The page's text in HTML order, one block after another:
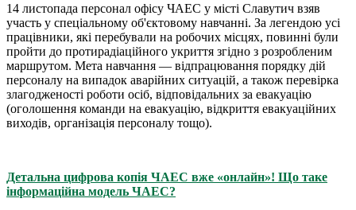
14 листопада персонал офісу ЧАЕС у місті Славутич взяв
участь у спеціальному об'єктовому навчанні. За легендою усі
працівники, які перебували на робочих місцях, повинні були
пройти до протирадіаційного укриття згідно з розробленим
маршрутом. Мета навчання — відпрацювання порядку дій
персоналу на випадок аварійних ситуацій, а також перевірка
злагодженості роботи осіб, відповідальних за евакуацію
(оголошення команди на евакуацію, відкриття евакуаційних
виходів, організація персоналу тощо).
Детальна цифрова копія ЧАЕС вже «онлайн»! Що таке
інформаційна модель ЧАЕС?